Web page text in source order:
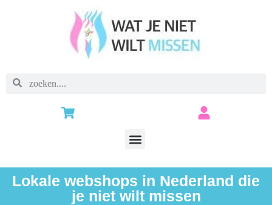
Lokale webshops in Nederland die
je niet wilt missen